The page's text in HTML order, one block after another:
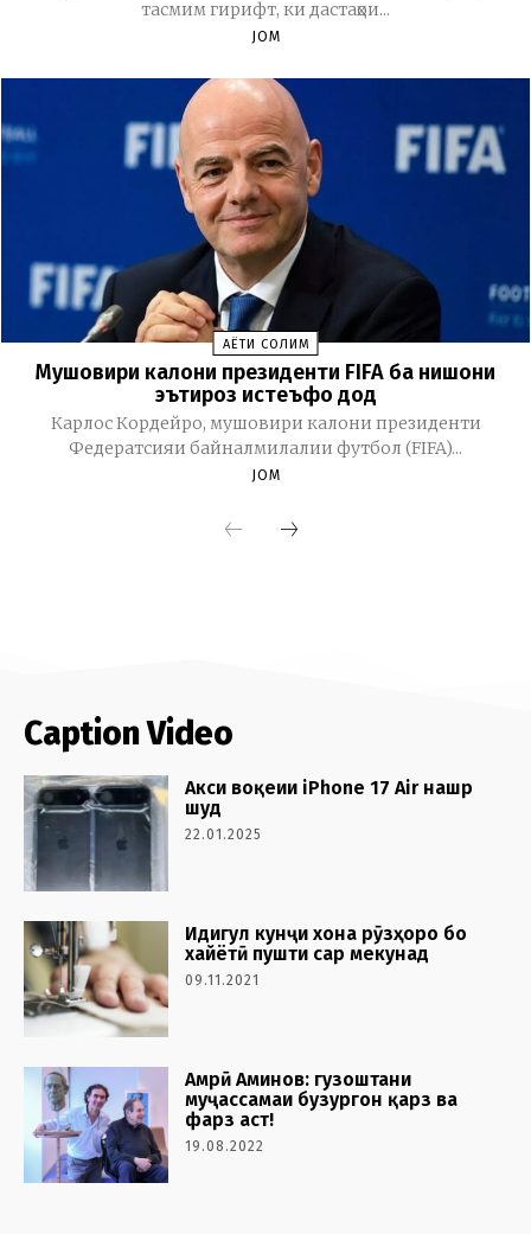
Caption Video
Акси воқеии iPhone 17 Air нашр
шуд
22.01.2025
Идигул кунҷи хона рӯзҳоро бо
хайётӣ пушти сар мекунад
09.11.2021
Амрӣ Аминов: гузоштани
муҷассамаи бузургон қарз ва
фарз аст!
19.08.2022